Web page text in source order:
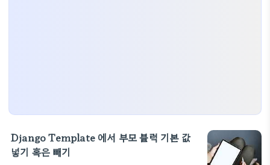
Django Template 에서 부모 블럭 기본 값
넣기 혹은 빼기